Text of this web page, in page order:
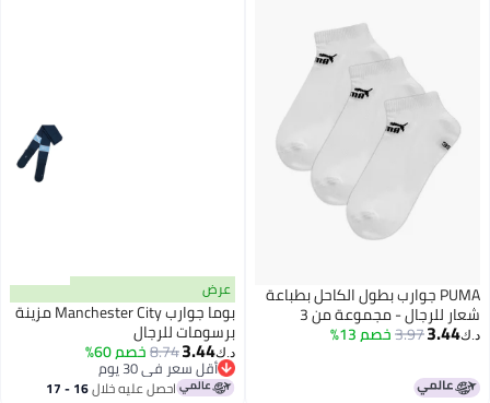
PUMA جوارب بطول الكاحل بطباعة
شعار للرجال - مجموعة من 3
د.ك‏3.44
3.97خصم 13%
عرض
بوما جوارب Manchester City مزينة
برسومات للرجال
د.ك‏3.44
8.74خصم 60%
أقل سعر في 30 يوم
أقل سعر في 30 يوماحصل عليه خلال 16 - 17